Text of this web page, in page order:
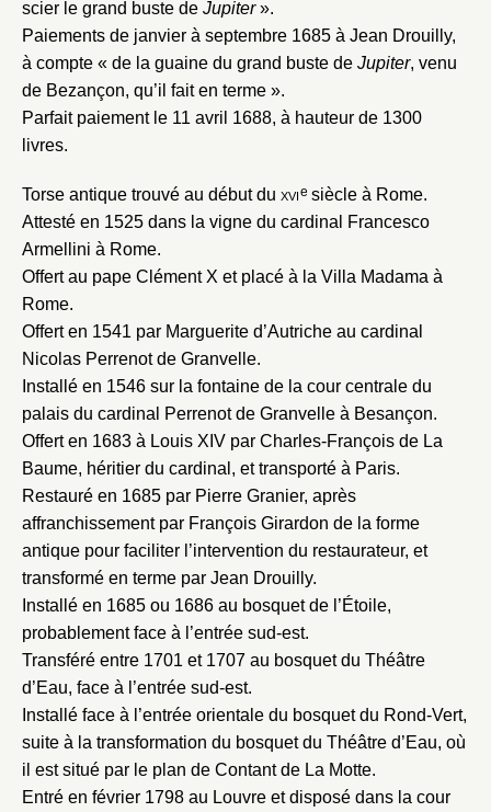
scier le grand buste de Jupiter».
Paiements de janvier à septembre 1685 à Jean Drouilly,
à compte « de la guaine du grand buste de Jupiter, venu
de Bezançon, qu’il fait en terme ».
Parfait paiement le 11 avril 1688, à hauteur de 1300
livres.
Torse antique trouvé au début du xvie siècle à Rome.
Attesté en 1525 dans la vigne du cardinal Francesco
Armellini à Rome.
Offert au pape ClémentX et placé à la Villa Madama à
Rome.
Offert en 1541 par Marguerite d’Autriche au cardinal
Nicolas Perrenot de Granvelle.
Installé en 1546 sur la fontaine de la cour centrale du
palais du cardinal Perrenot de Granvelle à Besançon.
Offert en 1683 à Louis XIV par Charles-François de La
Baume, héritier du cardinal, et transporté à Paris.
Restauré en 1685 par Pierre Granier, après
affranchissement par François Girardon de la forme
antique pour faciliter l’intervention du restaurateur, et
transformé en terme par Jean Drouilly.
Installé en 1685 ou 1686 au bosquet de l’Étoile,
probablement face à l’entrée sud-est.
Transféré entre 1701 et 1707 au bosquet du Théâtre
d’Eau, face à l’entrée sud-est.
Installé face à l’entrée orientale du bosquet du Rond-Vert,
suite à la transformation du bosquet du Théâtre d’Eau, où
il est situé par le plan de Contant de La Motte.
Entré en février 1798 au Louvre et disposé dans la cour